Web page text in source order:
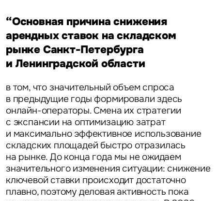
“Основная причина снижения
арендных ставок на складском
рынке Санкт-Петербурга
и Ленинградской области
в том, что значительный объем спроса
в предыдущие годы формировали здесь
онлайн-операторы. Смена их стратегии
с экспансии на оптимизацию затрат
и максимально эффективное использование
складских площадей быстро отразилась
на рынке. До конца года мы не ожидаем
значительного изменения ситуации: снижение
ключевой ставки происходит достаточно
плавно, поэтому деловая активность пока
Задайте свой вопрос
Вопрос
Предложение
Жалоба
Уведомления
Это обязательное поле
Это обязательное поле
Это обязательное поле